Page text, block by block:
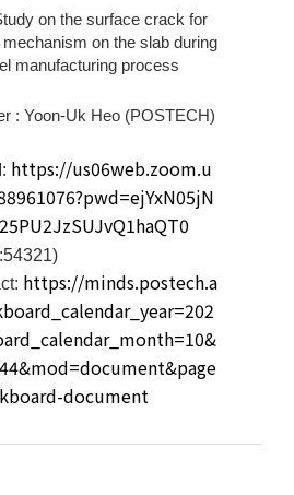
on the surface crack for
mechanism on the slab during
manufacturing process
: Yoon-Uk Heo (POSTECH)
https://us06web.zoom.u
https://minds.postech.a
document